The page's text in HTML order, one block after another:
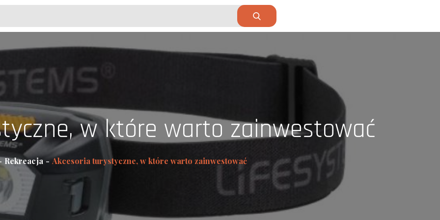
w które warto zainwestować
Rekreacja Akcesoria turystyczne, w które warto zainwestować